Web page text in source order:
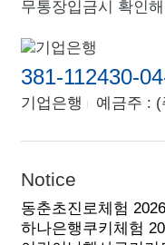
무통장입금시 확인
381-112430-
기업은행 예금주 : (
Notice
동춘초진로체험
하나은행쿠키체험